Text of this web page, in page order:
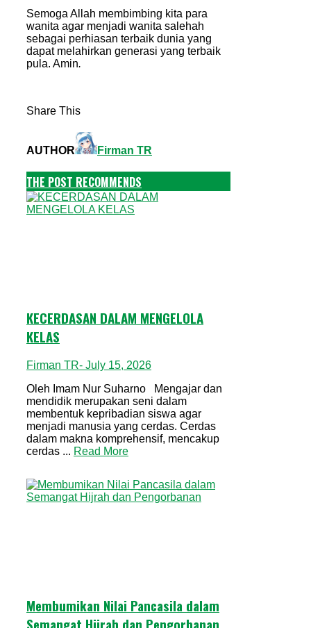
Semoga Allah membimbing kita para
wanita agar menjadi wanita salehah
sebagai perhiasan terbaik dunia yang
dapat melahirkan generasi yang terbaik
pula. Amin.
Share This
AUTHOR Firman TR
THE POST RECOMMENDS
KECERDASAN DALAM MENGELOLA
KELAS
Firman TR- July 15, 2026
Oleh Imam Nur Suharno Mengajar dan
mendidik merupakan seni dalam
membentuk kepribadian siswa agar
menjadi manusia yang cerdas. Cerdas
dalam makna komprehensif, mencakup
cerdas ... Read More
Membumikan Nilai Pancasila dalam
Semangat Hijrah dan Pengorbanan